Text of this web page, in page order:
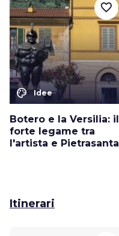
color_lens Idee
Botero e la Versilia: il
forte legame tra
l'artista e Pietrasanta
favorite_border
Itinerari